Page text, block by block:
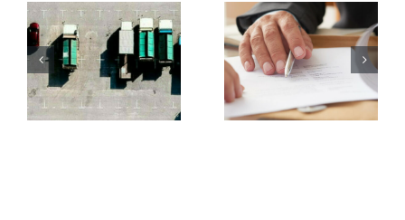
Reglamento
sancionador:
qué es y qué
relación tiene
Intervinientes
ADR: quiénes
son y cuáles
son sus
principales